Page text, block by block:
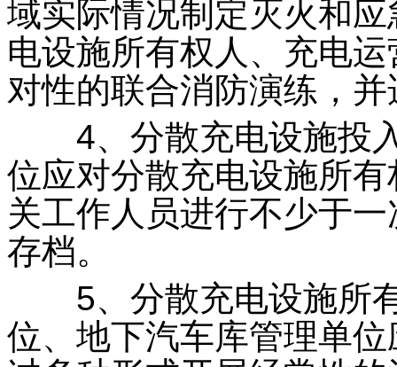
域实际情况制定灭火和
电设施所有权人、充电
对性的联合消防演练，
4、分散充电设施投入
位应对分散充电设施所
关工作人员进行不少于
存档。
5、分散充电设施所有
位、地下汽车库管理单